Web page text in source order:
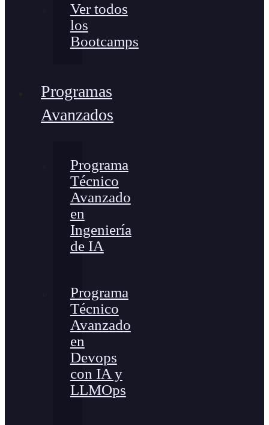
Ver todos
los
Bootcamps
Programas
Avanzados
Programa
Técnico
Avanzado
en
Ingeniería
de IA
Programa
Técnico
Avanzado
en
Devops
con IA y
LLMOps